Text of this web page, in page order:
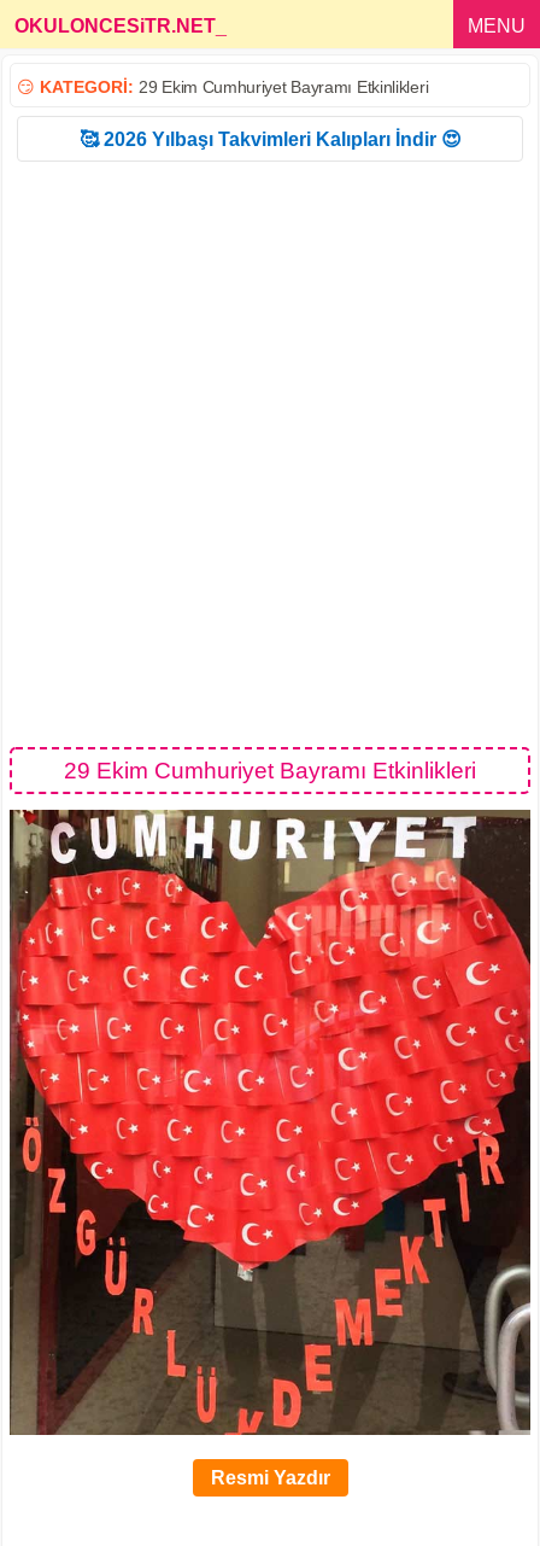
OKULONCESiTR.NET MENU
😏 KATEGORİ: 29 Ekim Cumhuriyet Bayramı Etkinlikleri
🥰 2026 Yılbaşı Takvimleri Kalıpları İndir 😍
29 Ekim Cumhuriyet Bayramı Etkinlikleri
Resmi Yazdır